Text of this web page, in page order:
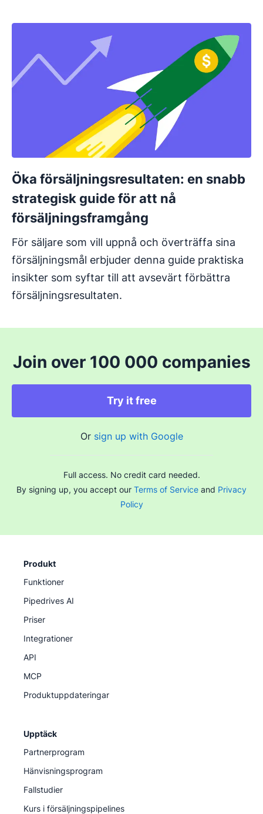
Öka försäljningsresultaten: en snabb
strategisk guide för att nå
försäljningsframgång
För säljare som vill uppnå och överträffa sina
försäljningsmål erbjuder denna guide praktiska
insikter som syftar till att avsevärt förbättra
försäljningsresultaten.
Join over 100 000 companies
Try it free
Or sign up with Google
Full access. No credit card needed.
By signing up, you accept our Terms of Service and Privacy
Policy
Produkt
Funktioner
Pipedrives AI
Priser
Integrationer
API
MCP
Produktuppdateringar
Upptäck
Partnerprogram
Hänvisningsprogram
Fallstudier
Kurs i försäljningspipelines